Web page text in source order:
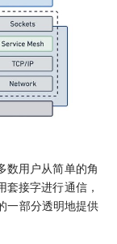
数用户从简单的角
套接字进行通信，
一部分透明地提供